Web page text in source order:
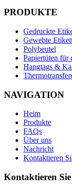
PRODUKTE
Gedruckte
Gewebte
Polybeutel
Papiertüten für
Hangtags &
NAVIGATION
Heim
Produkte
FAQs
Über uns
Nachricht
Kontaktieren
Kontaktieren